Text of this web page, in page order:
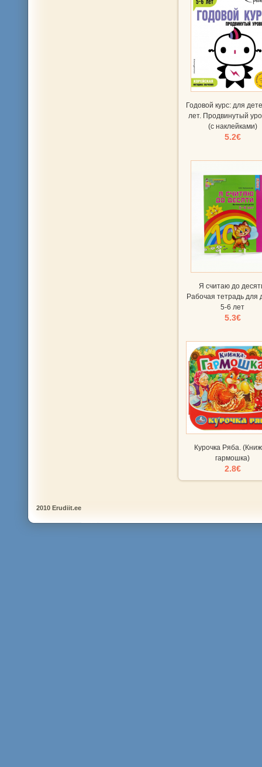
Годовой курс: для
лет. Продвинутый
(с наклейками)
5.2€
Я считаю до
Рабочая тетрадь для
5-6 лет
5.3€
Курочка Ряба.
гармошка)
2.8€
2010 Erudiit.ee